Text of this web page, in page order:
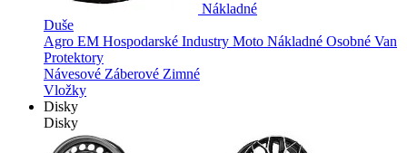
Nákladné
Duše
Agro EM Hospodarské Industry Moto Nákladné Osobné Van
Protektory
Návesové Záberové Zimné
Vložky
Disky
Disky